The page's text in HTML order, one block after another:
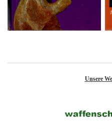
Unsere